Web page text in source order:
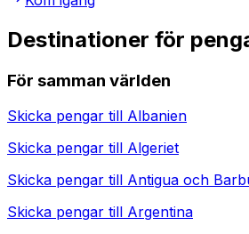
Destinationer för
För samman världen
Skicka pengar till Albanien
Skicka pengar till Algeriet
Skicka pengar till Antigua och
Skicka pengar till Argentina